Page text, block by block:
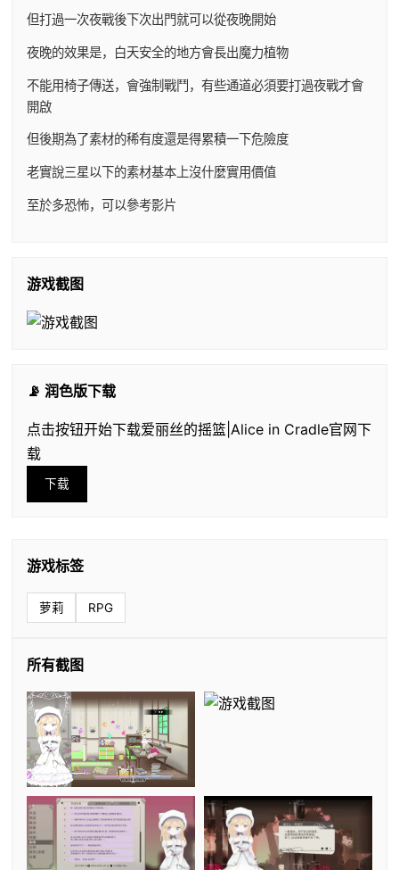
但打過一次夜戰後下次出門就可以從夜晚開始
夜晚的效果是，白天安全的地方會長出魔力植物
不能用椅子傳送，會強制戰鬥，有些通道必須要打過夜戰才會
開啟
但後期為了素材的稀有度還是得累積一下危險度
老實說三星以下的素材基本上沒什麼實用價值
至於多恐怖，可以參考影片
游戏截图
📡 润色版下载
点击按钮开始下载爱丽丝的摇篮|Alice in Cradle官网下
载
下载
游戏标签
萝莉 RPG
所有截图